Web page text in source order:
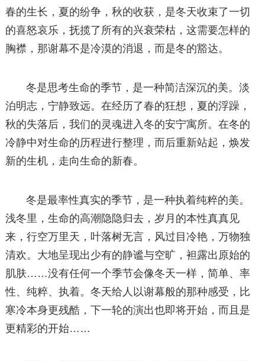
春的生长，夏的纷争，秋的收获，是冬天收束了一切
的喜怒哀乐，抚揽了所有的兴衰荣枯，这需要怎样的
胸襟，那谢幕不是冷漠的消退，而是冬的豁达。
冬是思考生命的季节，是一种简洁深沉的美。淡
泊明志，宁静致远。在经历了春的狂想，夏的浮躁，
秋的失落后，我们的灵魂进入冬的安宁寓所。在冬的
冷静中对生命的历程进行整理，而后重新站起，焕发
新的生机，走向生命的新春。
冬是最率性真实的季节，是一种执着纯粹的美。
浅冬里，生命的高潮隐隐归去，岁月的本性真真见
来，行空万里天，叶落树无言，风过目冷艳，万物独
清欢。大地呈现出少有的静谧与空旷，袒露出原始的
肌肤……没有任何一个季节会像冬天一样，简单、率
性、纯粹、执着。冬天给人以谢幕般的那种感受，比
寒冷本身更残酷，下一轮的演出也即将开始，而且是
更精彩的开始……